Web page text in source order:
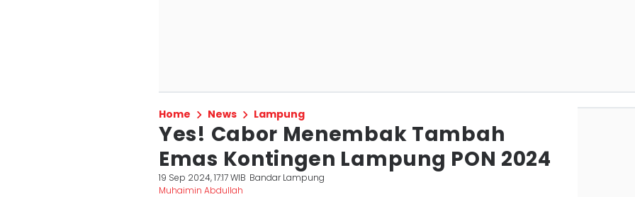
Home News Lampung
Yes! Cabor Menembak Tambah
Emas Kontingen Lampung PON 2024
19 Sep 2024, 17:17 WIB Bandar Lampung
Muhaimin Abdullah